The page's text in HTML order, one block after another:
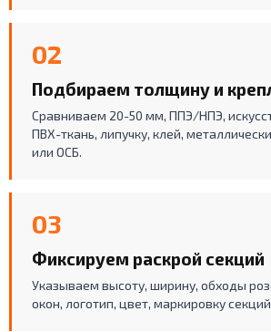
02
Подбираем толщину и
Сравниваем 20-50 мм, ППЭ/НПЭ,
ПВХ-ткань, липучку, клей,
или ОСБ.
03
Фиксируем раскрой секций
Указываем высоту, ширину, обходы
окон, логотип, цвет, маркировку